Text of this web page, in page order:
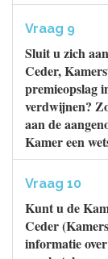
Vraag 9
Sluit u zich
Ceder,
premieopslag
verdwijnen?
aan de
Kamer een
Vraag 10
Kunt u de
Ceder
informatie